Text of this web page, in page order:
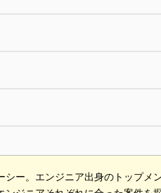
ー。エンジニア出身のトップメ